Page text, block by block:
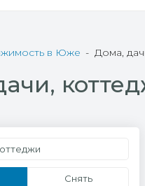
в Юже Дома,
Снять